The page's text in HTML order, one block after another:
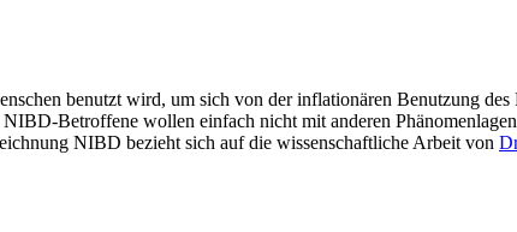
benutzt wird, um sich von der inflationären Benutzung
Betroffene wollen einfach nicht mit anderen
NIBD bezieht sich auf die wissenschaftliche Arbeit von